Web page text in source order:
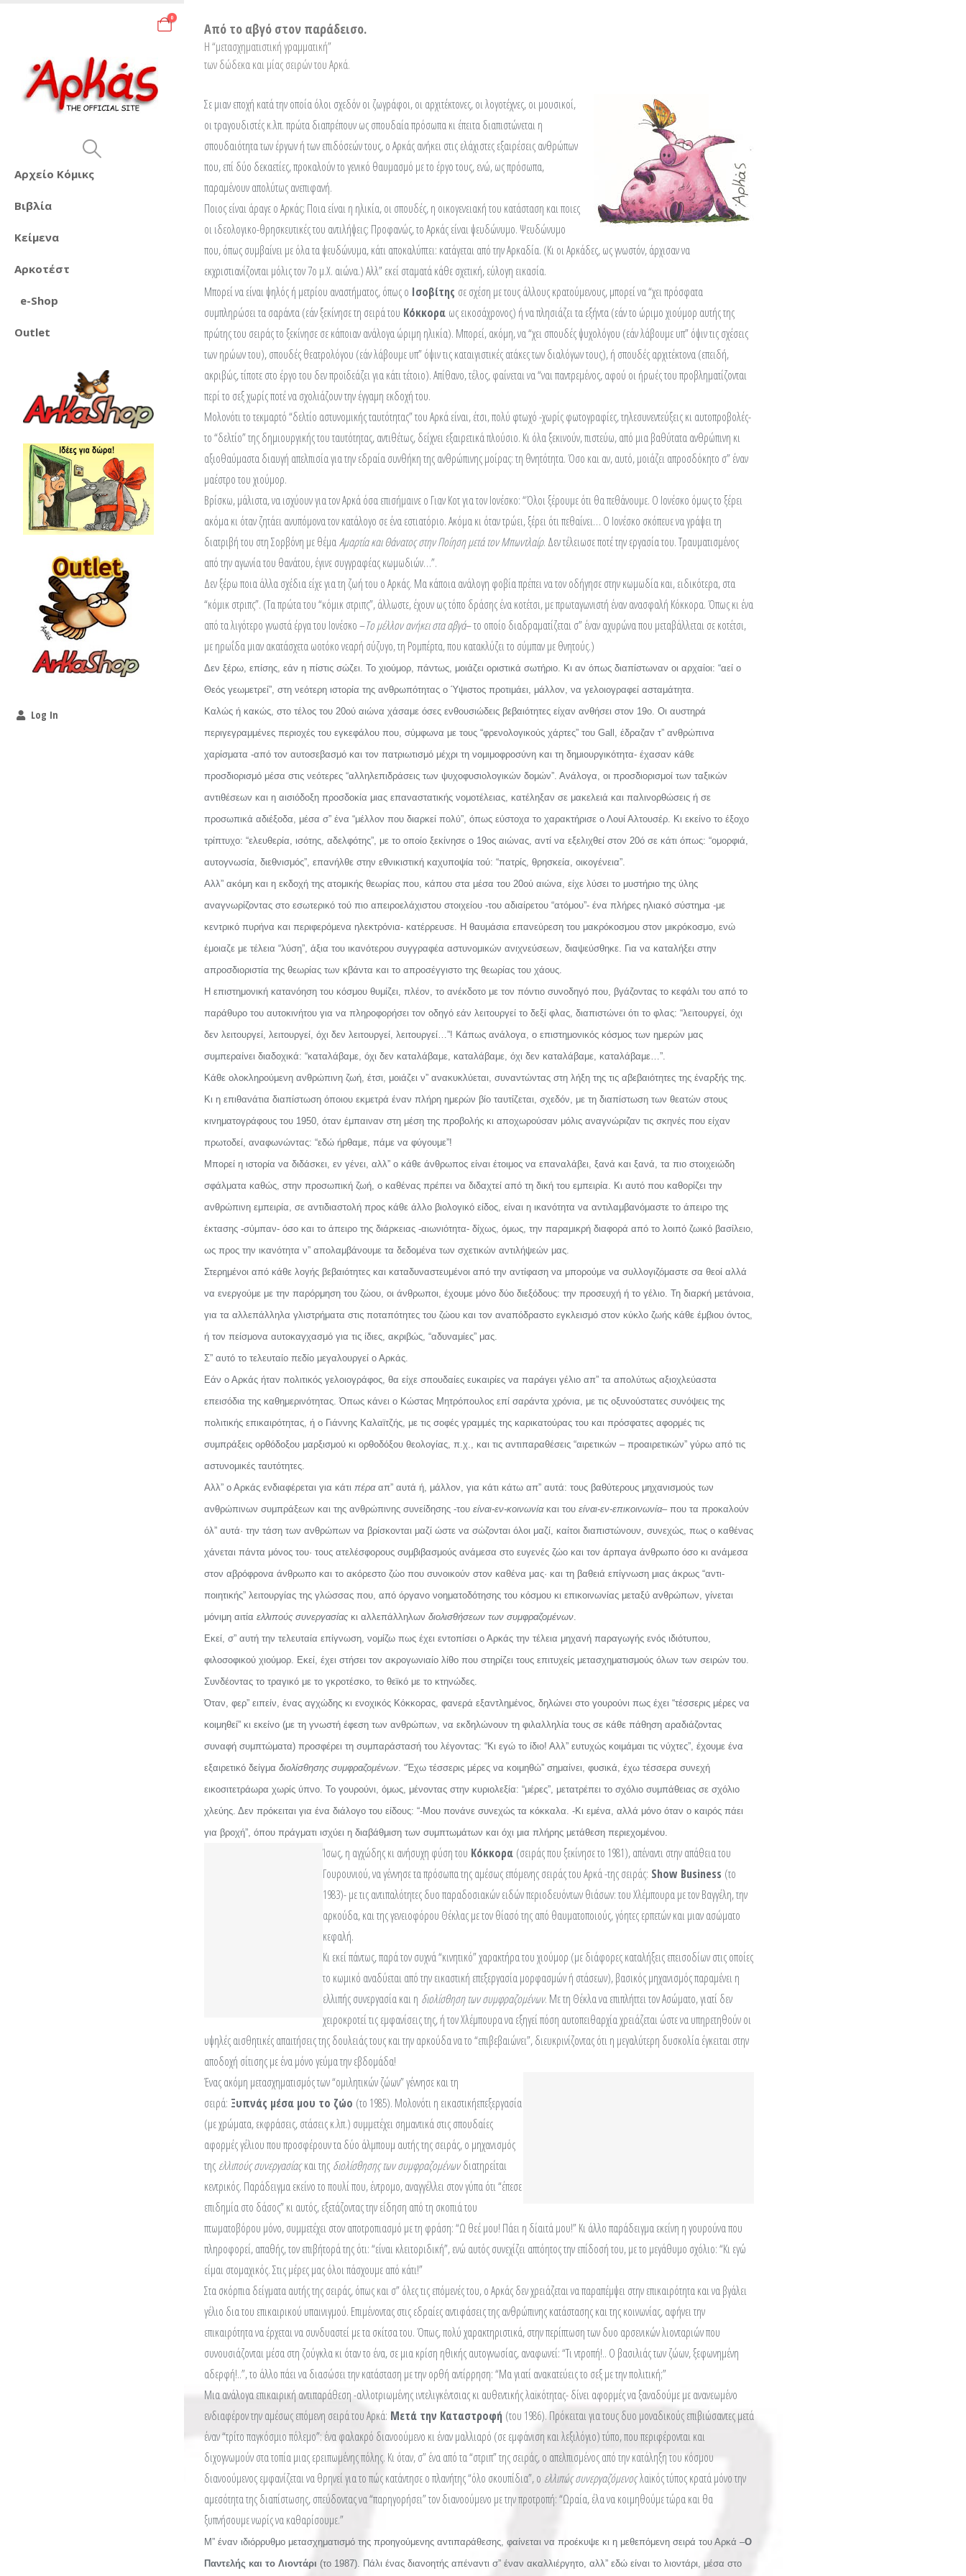
0
Αρχείο Κόμικς
Βιβλία
Κείμενα
Αρκοτέστ
e-Shop
Outlet
Log In
Από το αβγό στον παράδεισο.
Η “μετασχηματιστική γραμματική”
των δώδεκα και μίας σειρών του Αρκά.
Σε μιαν εποχή κατά την οποία όλοι σχεδόν οι ζωγράφοι, οι αρχιτέκτονες, οι λογοτέχνες, οι μουσικοί,
οι τραγουδιστές κ.λπ. πρώτα διαπρέπουν ως σπουδαία πρόσωπα κι έπειτα διαπιστώνεται η
σπουδαιότητα των έργων ή των επιδόσεών τους, ο Αρκάς ανήκει στις ελάχιστες εξαιρέσεις ανθρώπων
που, επί δύο δεκαετίες, προκαλούν το γενικό θαυμασμό με το έργο τους, ενώ, ως πρόσωπα,
παραμένουν απολύτως ανεπιφανή.
Ποιος είναι άραγε ο Αρκάς; Ποια είναι η ηλικία, οι σπουδές, η οικογενειακή του κατάσταση και ποιες
οι ιδεολογικο-θρησκευτικές του αντιλήψεις; Προφανώς, το Αρκάς είναι ψευδώνυμο. Ψευδώνυμο
που, όπως συμβαίνει με όλα τα ψευδώνυμα, κάτι αποκαλύπτει: κατάγεται από την Αρκαδία. (Κι οι Αρκάδες, ως γνωστόν, άρχισαν να
εκχριστιανίζονται μόλις τον 7ο μ.Χ. αιώνα.) Αλλ” εκεί σταματά κάθε σχετική, εύλογη εικασία.
Μπορεί να είναι ψηλός ή μετρίου αναστήματος, όπως ο Ισοβίτης σε σχέση με τους άλλους κρατούμενους, μπορεί να “χει πρόσφατα
συμπληρώσει τα σαράντα (εάν ξεκίνησε τη σειρά του Κόκκορα ως εικοσάχρονος) ή να πλησιάζει τα εξήντα (εάν το ώριμο χιούμορ αυτής της
πρώτης του σειράς το ξεκίνησε σε κάποιαν ανάλογα ώριμη ηλικία). Μπορεί, ακόμη, να “χει σπουδές ψυχολόγου (εάν λάβουμε υπ” όψιν τις σχέσεις
των ηρώων του), σπουδές θεατρολόγου (εάν λάβουμε υπ” όψιν τις καταιγιστικές ατάκες των διαλόγων τους), ή σπουδές αρχιτέκτονα (επειδή,
ακριβώς, τίποτε στο έργο του δεν προϊδεάζει για κάτι τέτοιο). Απίθανο, τέλος, φαίνεται να “ναι παντρεμένος, αφού οι ήρωές του προβληματίζονται
περί το σεξ χωρίς ποτέ να σχολιάζουν την έγγαμη εκδοχή του.
Μολονότι το τεκμαρτό “δελτίο αστυνομικής ταυτότητας” του Αρκά είναι, έτσι, πολύ φτωχό -χωρίς φωτογραφίες, τηλεσυνεντεύξεις κι αυτοπροβολές-
το “δελτίο” της δημιουργικής του ταυτότητας, αντιθέτως, δείχνει εξαιρετικά πλούσιο. Κι όλα ξεκινούν, πιστεύω, από μια βαθύτατα ανθρώπινη κι
αξιοθαύμαστα διαυγή απελπισία για την εδραία συνθήκη της ανθρώπινης μοίρας: τη θνητότητα. Όσο και αν, αυτό, μοιάζει απροσδόκητο σ” έναν
μαέστρο του χιούμορ.
Βρίσκω, μάλιστα, να ισχύουν για τον Αρκά όσα επισήμαινε ο Γιαν Κοτ για τον Ιονέσκο: “Όλοι ξέρουμε ότι θα πεθάνουμε. Ο Ιονέσκο όμως το ξέρει
ακόμα κι όταν ζητάει ανυπόμονα τον κατάλογο σε ένα εστιατόριο. Ακόμα κι όταν τρώει, ξέρει ότι πεθαίνει… Ο Ιονέσκο σκόπευε να γράψει τη
διατριβή του στη Σορβόνη με θέμαΑμαρτία και Θάνατος στην Ποίηση μετά τον Μπωντλαίρ. Δεν τέλειωσε ποτέ την εργασία του. Τραυματισμένος
από την αγωνία του θανάτου, έγινε συγγραφέας κωμωδιών…”.
Δεν ξέρω ποια άλλα σχέδια είχε για τη ζωή του ο Αρκάς. Μα κάποια ανάλογη φοβία πρέπει να τον οδήγησε στην κωμωδία και, ειδικότερα, στα
“κόμικ στριπς”. (Τα πρώτα του “κόμικ στριπς”, άλλωστε, έχουν ως τόπο δράσης ένα κοτέτσι, με πρωταγωνιστή έναν ανασφαλή Κόκκορα. Όπως κι ένα
από τα λιγότερο γνωστά έργα του Ιονέσκο –Το μέλλον ανήκει στα αβγά– το οποίο διαδραματίζεται σ” έναν αχυρώνα που μεταβάλλεται σε κοτέτσι,
με ηρωΐδα μιαν ακατάσχετα ωοτόκο νεαρή σύζυγο, τη Ρομπέρτα, που κατακλύζει το σύμπαν με θνητούς.)
Δεν ξέρω, επίσης, εάν η πίστις σώζει. Το χιούμορ, πάντως, μοιάζει οριστικά σωτήριο. Κι αν όπως διαπίστωναν οι αρχαίοι: “αεί ο
Θεός γεωμετρεί”, στη νεότερη ιστορία της ανθρωπότητας ο Ύψιστος προτιμάει, μάλλον, να γελοιογραφεί ασταμάτητα.
Καλώς ή κακώς, στο τέλος του 20ού αιώνα χάσαμε όσες ενθουσιώδεις βεβαιότητες είχαν ανθήσει στον 19ο. Οι αυστηρά
περιγεγραμμένες περιοχές του εγκεφάλου που, σύμφωνα με τους “φρενολογικούς χάρτες” του Gall, έδραζαν τ” ανθρώπινα
χαρίσματα -από τον αυτοσεβασμό και τον πατριωτισμό μέχρι τη νομιμοφροσύνη και τη δημιουργικότητα- έχασαν κάθε
προσδιορισμό μέσα στις νεότερες “αλληλεπιδράσεις των ψυχοφυσιολογικών δομών”. Ανάλογα, οι προσδιορισμοί των ταξικών
αντιθέσεων και η αισιόδοξη προσδοκία μιας επαναστατικής νομοτέλειας, κατέληξαν σε μακελειά και παλινορθώσεις ή σε
προσωπικά αδιέξοδα, μέσα σ” ένα “μέλλον που διαρκεί πολύ”, όπως εύστοχα το χαρακτήρισε ο Λουί Αλτουσέρ. Κι εκείνο το έξοχο
τρίπτυχο: “ελευθερία, ισότης, αδελφότης”, με το οποίο ξεκίνησε ο 19ος αιώνας, αντί να εξελιχθεί στον 20ό σε κάτι όπως: “ομορφιά,
αυτογνωσία, διεθνισμός”, επανήλθε στην εθνικιστική καχυποψία τού: “πατρίς, θρησκεία, οικογένεια”.
Αλλ” ακόμη και η εκδοχή της ατομικής θεωρίας που, κάπου στα μέσα του 20ού αιώνα, είχε λύσει το μυστήριο της ύλης
αναγνωρίζοντας στο εσωτερικό τού πιο απειροελάχιστου στοιχείου -του αδιαίρετου “ατόμου”- ένα πλήρες ηλιακό σύστημα -με
κεντρικό πυρήνα και περιφερόμενα ηλεκτρόνια- κατέρρευσε. Η θαυμάσια επανεύρεση του μακρόκοσμου στον μικρόκοσμο, ενώ
έμοιαζε με τέλεια “λύση”, άξια του ικανότερου συγγραφέα αστυνομικών ανιχνεύσεων, διαψεύσθηκε. Για να καταλήξει στην
απροσδιοριστία της θεωρίας των κβάντα και το απροσέγγιστο της θεωρίας του χάους.
Η επιστημονική κατανόηση του κόσμου θυμίζει, πλέον, το ανέκδοτο με τον πόντιο συνοδηγό που, βγάζοντας το κεφάλι του από το
παράθυρο του αυτοκινήτου για να πληροφορήσει τον οδηγό εάν λειτουργεί το δεξί φλας, διαπιστώνει ότι το φλας: “λειτουργεί, όχι
δεν λειτουργεί, λειτουργεί, όχι δεν λειτουργεί, λειτουργεί…”! Κάπως ανάλογα, ο επιστημονικός κόσμος των ημερών μας
συμπεραίνει διαδοχικά: “καταλάβαμε, όχι δεν καταλάβαμε, καταλάβαμε, όχι δεν καταλάβαμε, καταλάβαμε…”.
Κάθε ολοκληρούμενη ανθρώπινη ζωή, έτσι, μοιάζει ν” ανακυκλύεται, συναντώντας στη λήξη της τις αβεβαιότητες της έναρξής της.
Κι η επιθανάτια διαπίστωση όποιου εκμετρά έναν πλήρη ημερών βίο ταυτίζεται, σχεδόν, με τη διαπίστωση των θεατών στους
κινηματογράφους του 1950, όταν έμπαιναν στη μέση της προβολής κι αποχωρούσαν μόλις αναγνώριζαν τις σκηνές που είχαν
πρωτοδεί, αναφωνώντας: “εδώ ήρθαμε, πάμε να φύγουμε”!
Μπορεί η ιστορία να διδάσκει, εν γένει, αλλ” ο κάθε άνθρωπος είναι έτοιμος να επαναλάβει, ξανά και ξανά, τα πιο στοιχειώδη
σφάλματα καθώς, στην προσωπική ζωή, ο καθένας πρέπει να διδαχτεί από τη δική του εμπειρία. Κι αυτό που καθορίζει την
ανθρώπινη εμπειρία, σε αντιδιαστολή προς κάθε άλλο βιολογικό είδος, είναι η ικανότητα να αντιλαμβανόμαστε το άπειρο της
έκτασης -σύμπαν- όσο και το άπειρο της διάρκειας -αιωνιότητα- δίχως, όμως, την παραμικρή διαφορά από το λοιπό ζωικό βασίλειο,
ως προς την ικανότητα ν” απολαμβάνουμε τα δεδομένα των σχετικών αντιλήψεών μας.
Στερημένοι από κάθε λογής βεβαιότητες και καταδυναστευμένοι από την αντίφαση να μπορούμε να συλλογιζόμαστε σα θεοί αλλά
να ενεργούμε με την παρόρμηση του ζώου, οι άνθρωποι, έχουμε μόνο δύο διεξόδους: την προσευχή ή το γέλιο. Τη διαρκή μετάνοια,
για τα αλλεπάλληλα γλιστρήματα στις ποταπότητες του ζώου και τον αναπόδραστο εγκλεισμό στον κύκλο ζωής κάθε έμβιου όντος,
ή τον πείσμονα αυτοκαγχασμό για τις ίδιες, ακριβώς, “αδυναμίες” μας.
Σ” αυτό το τελευταίο πεδίο μεγαλουργεί ο Αρκάς.
Εάν ο Αρκάς ήταν πολιτικός γελοιογράφος, θα είχε σπουδαίες ευκαιρίες να παράγει γέλιο απ” τα απολύτως αξιοχλεύαστα
επεισόδια της καθημερινότητας. Όπως κάνει ο Κώστας Μητρόπουλος επί σαράντα χρόνια, με τις οξυνούστατες συνόψεις της
πολιτικής επικαιρότητας, ή ο Γιάννης Καλαϊτζής, με τις σοφές γραμμές της καρικατούρας του και πρόσφατες αφορμές τις
συμπράξεις ορθόδοξου μαρξισμού κι ορθοδόξου θεολογίας, π.χ., και τις αντιπαραθέσεις “αιρετικών – προαιρετικών” γύρω από τις
αστυνομικές ταυτότητες.
Αλλ” ο Αρκάς ενδιαφέρεται για κάτι πέρααπ” αυτά ή, μάλλον, για κάτι κάτω απ” αυτά: τους βαθύτερους μηχανισμούς των
ανθρώπινων συμπράξεων και της ανθρώπινης συνείδησης -του είναι-εν-κοινωνίακαι του είναι-εν-επικοινωνία– που τα προκαλούν
όλ” αυτά· την τάση των ανθρώπων να βρίσκονται μαζί ώστε να σώζονται όλοι μαζί, καίτοι διαπιστώνουν, συνεχώς, πως ο καθένας
χάνεται πάντα μόνος του· τους ατελέσφορους συμβιβασμούς ανάμεσα στο ευγενές ζώο και τον άρπαγα άνθρωπο όσο κι ανάμεσα
στον αβρόφρονα άνθρωπο και το ακόρεστο ζώο που συνοικούν στον καθένα μας· και τη βαθειά επίγνωση μιας άκρως “αντι-
ποιητικής” λειτουργίας της γλώσσας που, από όργανο νοηματοδότησης του κόσμου κι επικοινωνίας μεταξύ ανθρώπων, γίνεται
μόνιμη αιτία ελλιπούς συνεργασίας κι αλλεπάλληλων διολισθήσεων των συμφραζομένων.
Εκεί, σ” αυτή την τελευταία επίγνωση, νομίζω πως έχει εντοπίσει ο Αρκάς την τέλεια μηχανή παραγωγής ενός ιδιότυπου,
φιλοσοφικού χιούμορ. Εκεί, έχει στήσει τον ακρογωνιαίο λίθο που στηρίζει τους επιτυχείς μετασχηματισμούς όλων των σειρών του.
Συνδέοντας το τραγικό με το γκροτέσκο, το θεϊκό με το κτηνώδες.
Όταν, φερ” ειπείν, ένας αγχώδης κι ενοχικός Κόκκορας, φανερά εξαντλημένος, δηλώνει στο γουρούνι πως έχει “τέσσερις μέρες να
κοιμηθεί” κι εκείνο (με τη γνωστή έφεση των ανθρώπων, να εκδηλώνουν τη φιλαλληλία τους σε κάθε πάθηση αραδιάζοντας
συναφή συμπτώματα) προσφέρει τη συμπαράστασή του λέγοντας: “Κι εγώ το ίδιο! Αλλ” ευτυχώς κοιμάμαι τις νύχτες”, έχουμε ένα
εξαιρετικό δείγμα διολίσθησης συμφραζομένων. “Έχω τέσσερις μέρες να κοιμηθώ” σημαίνει, φυσικά, έχω τέσσερα συνεχή
εικοσιτετράωρα χωρίς ύπνο. Το γουρούνι, όμως, μένοντας στην κυριολεξία: “μέρες”, μετατρέπει το σχόλιο συμπάθειας σε σχόλιο
χλεύης. Δεν πρόκειται για ένα διάλογο του είδους: “-Μου πονάνε συνεχώς τα κόκκαλα. -Κι εμένα, αλλά μόνο όταν ο καιρός πάει
για βροχή”, όπου πράγματι ισχύει η διαβάθμιση των συμπτωμάτων και όχι μια πλήρης μετάθεση περιεχομένου.
Ίσως, η αγχώδης κι ανήσυχη φύση του Κόκκορα (σειράς που ξεκίνησε το 1981), απέναντι στην απάθεια του
Γουρουνιού, να γέννησε τα πρόσωπα της αμέσως επόμενης σειράς του Αρκά -της σειράς: Show Business (το
1983)- με τις αντιπαλότητες δυο παραδοσιακών ειδών περιοδευόντων θιάσων: του Χλέμπουρα με τον Βαγγέλη, την
αρκούδα, και της γενειοφόρου Θέκλας με τον θίασό της από θαυματοποιούς, γόητες ερπετών και μιαν ασώματο
κεφαλή.
Κι εκεί πάντως, παρά τον συχνά “κινητικό” χαρακτήρα του χιούμορ (με διάφορες καταλήξεις επεισοδίων στις οποίες
το κωμικό αναδύεται από την εικαστική επεξεργασία μορφασμών ή στάσεων), βασικός μηχανισμός παραμένει η
ελλιπής συνεργασία και η διολίσθηση των συμφραζομένων. Με τη Θέκλα να επιπλήττει τον Ασώματο, γιατί δεν
χειροκροτεί τις εμφανίσεις της, ή τον Χλέμπουρα να εξηγεί πόση αυτοπειθαρχία χρειάζεται ώστε να υπηρετηθούν οι
υψηλές αισθητικές απαιτήσεις της δουλειάς τους και την αρκούδα να το “επιβεβαιώνει”, διευκρινίζοντας ότι η μεγαλύτερη δυσκολία έγκειται στην
αποδοχή σίτισης με ένα μόνο γεύμα την εβδομάδα!
Ένας ακόμη μετασχηματισμός των “ομιλητικών ζώων” γέννησε και τη
σειρά: Ξυπνάς μέσα μου το ζώο (το 1985). Μολονότι η εικαστικήεπεξεργασία
(με χρώματα, εκφράσεις, στάσεις κ.λπ.) συμμετέχει σημαντικά στις σπουδαίες
αφορμές γέλιου που προσφέρουν τα δύο άλμπουμ αυτής της σειράς, ο μηχανισμός
της ελλιπούς συνεργασίαςκαι της διολίσθησης των συμφραζομένωνδιατηρείται
κεντρικός. Παράδειγμα εκείνο το πουλί που, έντρομο, αναγγέλλει στον γύπα ότι “έπεσε
επιδημία στο δάσος” κι αυτός, εξετάζοντας την είδηση από τη σκοπιά του
πτωματοβόρου μόνο, συμμετέχει στον αποτροπιασμό με τη φράση: “Ω θεέ μου! Πάει η δίαιτά μου!” Κι άλλο παράδειγμα εκείνη η γουρούνα που
πληροφορεί, απαθής, τον επιβήτορά της ότι: “είναι κλειτοριδική”, ενώ αυτός συνεχίζει απτόητος την επίδοσή του, με το μεγάθυμο σχόλιο: “Κι εγώ
είμαι στομαχικός. Στις μέρες μας όλοι πάσχουμε από κάτι!”
Στα σκόρπια δείγματα αυτής της σειράς, όπως και σ” όλες τις επόμενές του, ο Αρκάς δεν χρειάζεται να παραπέμψει στην επικαιρότητα και να βγάλει
γέλιο δια του επικαιρικού υπαινιγμού. Επιμένοντας στις εδραίες αντιφάσεις της ανθρώπινης κατάστασης και της κοινωνίας, αφήνει την
επικαιρότητα να έρχεται να συνδυαστεί με τα σκίτσα του. Όπως, πολύ χαρακτηριστικά, στην περίπτωση των δυο αρσενικών λιονταριών που
συνουσιάζονται μέσα στη ζούγκλα κι όταν το ένα, σε μια κρίση ηθικής αυτογνωσίας, αναφωνεί: “Τι ντροπή!.. Ο βασιλιάς των ζώων, ξεφωνημένη
αδερφή!..”, το άλλο πάει να διασώσει την κατάσταση με την ορθή αντίρρηση: “Μα γιατί ανακατεύεις το σεξ με την πολιτική;”
Μια ανάλογα επικαιρική αντιπαράθεση -αλλοτριωμένης ιντελιγκέντσιας κι αυθεντικής λαϊκότητας- δίνει αφορμές να ξαναδούμε με ανανεωμένο
ενδιαφέρον την αμέσως επόμενη σειρά του Αρκά: Μετά την Καταστροφή (του 1986). Πρόκειται για τους δυο μοναδικούς επιβιώσαντες μετά
έναν “τρίτο παγκόσμιο πόλεμο”: ένα φαλακρό διανοούμενο κι έναν μαλλιαρό (σε εμφάνιση και λεξιλόγιο) τύπο, που περιφέρονται και
διχογνωμούν στα τοπία μιας ερειπωμένης πόλης. Κι όταν, σ” ένα από τα “στριπ” της σειράς, ο απελπισμένος από την κατάληξη του κόσμου
διανοούμενος εμφανίζεται να θρηνεί για το πώς κατάντησε ο πλανήτης “όλο σκουπίδια”, ο ελλιπώς συνεργαζόμενοςλαϊκός τύπος κρατά μόνο την
αμεσότητα της διαπίστωσης, σπεύδοντας να “παρηγορήσει” τον διανοούμενο με την προτροπή: “Ωραία, έλα να κοιμηθούμε τώρα και θα
ξυπνήσουμε νωρίς να καθαρίσουμε.”
Μ” έναν ιδιόρρυθμο μετασχηματισμό της προηγούμενης αντιπαράθεσης, φαίνεται να προέκυψε κι η μεθεπόμενη σειρά του Αρκά –Ο
Παντελής και το Λιοντάρι (το 1987). Πάλι ένας διανοητής απέναντι σ” έναν ακαλλιέργητο, αλλ” εδώ είναι το λιοντάρι, μέσα στο